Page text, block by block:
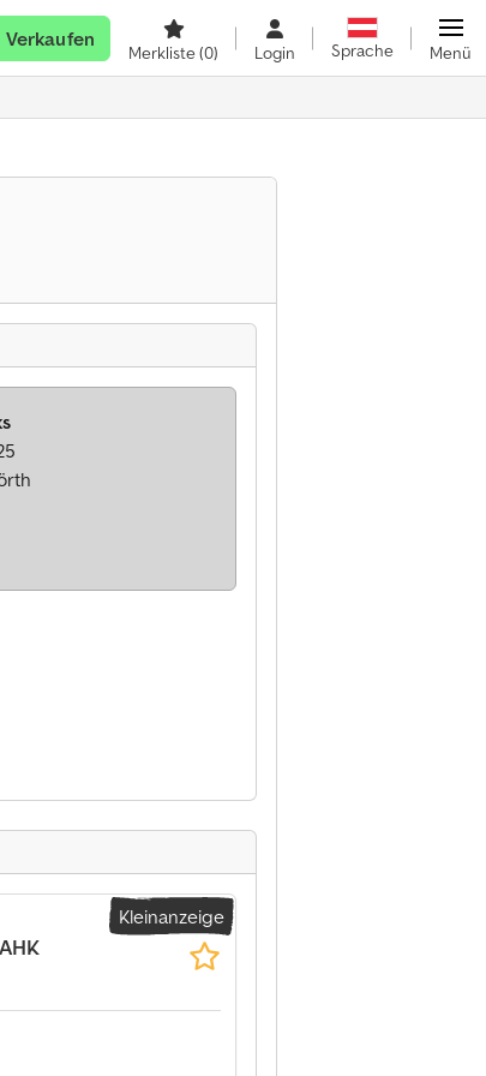
Verkaufen
Merkliste(0) Login Sprache Menü
Kleinanzeige